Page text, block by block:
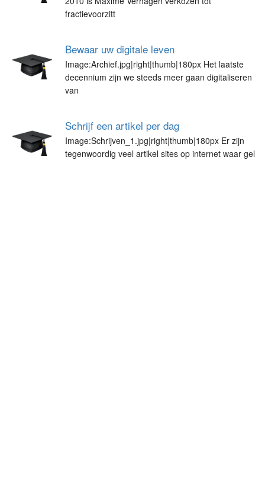
fractievoorzitt
Bewaar uw digitale leven
Image:Archief.jpg|right|thumb|180px Het laatste
decennium zijn we steeds meer gaan digitaliseren
van
Schrijf een artikel per dag
Image:Schrijven_1.jpg|right|thumb|180px Er zijn
tegenwoordig veel artikel sites op internet waar gel